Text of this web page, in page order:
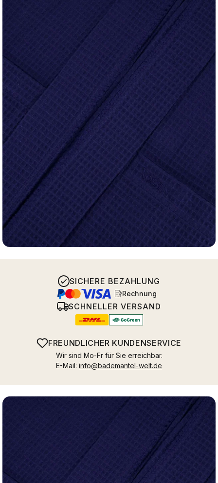
SICHERE BEZAHLUNG
Rechnung
SCHNELLER VERSAND
FREUNDLICHER KUNDENSERVICE
Wir sind Mo-Fr für Sie erreichbar.
E-Mail: info@bademantel-welt.de